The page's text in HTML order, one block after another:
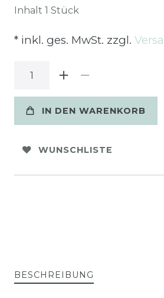
Inhalt 1 Stück
* inkl. ges. MwSt. zzgl.
IN DEN WARENKORB
WUNSCHLISTE
BESCHREIBUNG